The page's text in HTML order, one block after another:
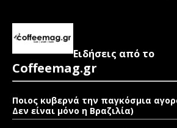
Ειδήσεις από το
Coffeemag.gr
Ποιος κυβερνά την παγκόσμια
Δεν είναι μόνο η Βραζιλία)